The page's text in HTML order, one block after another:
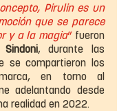
Pirulin es un
que se parece
y a la magia” fueron
, durante las
se compartieron los
en torno al
adelantando desde
realidad en 2022.